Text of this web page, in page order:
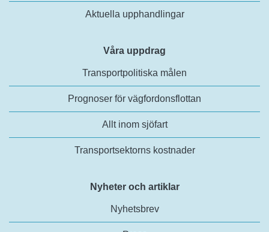
Aktuella upphandlingar
Våra uppdrag
Transportpolitiska målen
Prognoser för vägfordonsflottan
Allt inom sjöfart
Transportsektorns kostnader
Nyheter och artiklar
Nyhetsbrev